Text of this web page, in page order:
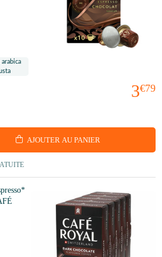
3€79
AJOUTER AU PANIER